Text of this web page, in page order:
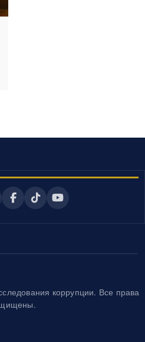
коррупции. Все права